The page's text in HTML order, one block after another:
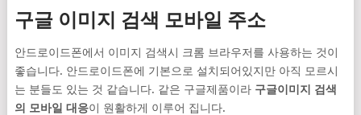
구글 이미지 검색 모바일 주소
안드로이드폰에서 이미지 검색시 크롬 브라우저를 사용하는 것이
좋습니다. 안드로이드폰에 기본으로 설치되어있지만 아직 모르시
는 분들도 있는 것 같습니다. 같은 구글제품이라 구글이미지 검색
의 모바일 대응이 원활하게 이루어 집니다.